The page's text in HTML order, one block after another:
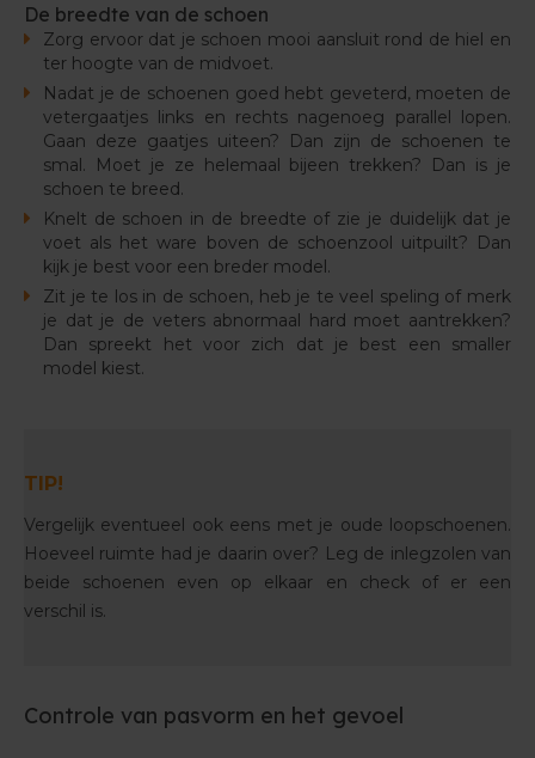
De breedte van de schoen
Zorg ervoor dat je schoen mooi aansluit rond de hiel en
ter hoogte van de midvoet.
Nadat je de schoenen goed hebt geveterd, moeten de
vetergaatjes links en rechts nagenoeg parallel lopen.
Gaan deze gaatjes uiteen? Dan zijn de schoenen te
smal. Moet je ze helemaal bijeen trekken? Dan is je
schoen te breed.
Knelt de schoen in de breedte of zie je duidelijk dat je
voet als het ware boven de schoenzool uitpuilt? Dan
kijk je best voor een breder model.
Zit je te los in de schoen, heb je te veel speling of merk
je dat je de veters abnormaal hard moet aantrekken?
Dan spreekt het voor zich dat je best een smaller
model kiest.
TIP!
Vergelijk eventueel ook eens met je oude loopschoenen.
Hoeveel ruimte had je daarin over? Leg de inlegzolen van
beide schoenen even op elkaar en check of er een
verschil is.
Controle van pasvorm en het gevoel